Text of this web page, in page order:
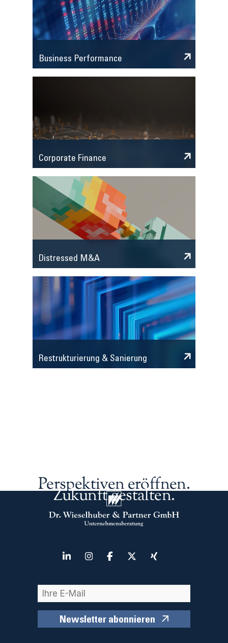
Business Performance
Corporate Finance
Distressed M&A
Restrukturierung & Sanierung
Newsletter abonnieren
Perspektiven eröffnen.
Zukunft gestalten.